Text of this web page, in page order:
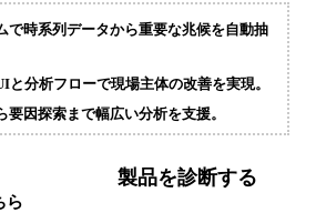
で時系列データから重要な兆候を自動抽
と分析フローで現場主体の改善を実現。
要因探索まで幅広い分析を支援。
ら
製品を診断する